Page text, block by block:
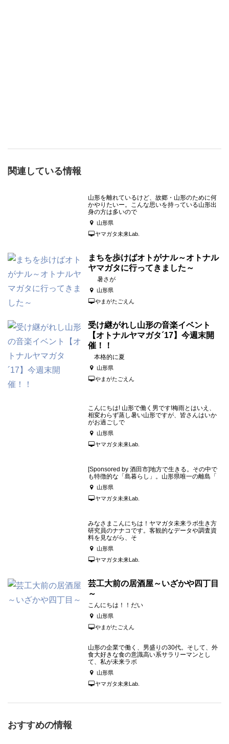
関連している情報
山形を離れているけど、故郷・山形のために何
かやりたいー。こんな思いを持っている山形出
身の方は多いので
山形県
ヤマガタ未来Lab.
まちを歩けばオトがナル～オトナル
ヤマガタに行ってきました～
暑さが
山形県
やまがたごえん
受け継がれし山形の音楽イベント
【オトナルヤマガタ´17】今週末開
催！！
本格的に夏
山形県
やまがたごえん
こんにちは! 山形で働く男です!梅雨とはいえ、
相変わらず蒸し暑い山形ですが、皆さんはいか
がお過ごしで
山形県
ヤマガタ未来Lab.
[Sponsored by 酒田市]地方で生きる。その中で
も特徴的な「島暮らし」。山形県唯一の離島「
山形県
ヤマガタ未来Lab.
みなさまこんにちは！ヤマガタ未来ラボ生き方
研究員のナナコです。客観的なデータや調査資
料を見ながら、そ
山形県
ヤマガタ未来Lab.
芸工大前の居酒屋～いざかや四丁目
～
こんにちは！！だい
山形県
やまがたごえん
山形の企業で働く、男盛りの30代。そして、外
食大好きな食の意識高い系サラリーマンとし
て、私が未来ラボ
山形県
ヤマガタ未来Lab.
おすすめの情報